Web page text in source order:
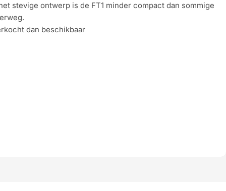
stevige ontwerp is de FT1 minder compact dan sommige
dan beschikbaar